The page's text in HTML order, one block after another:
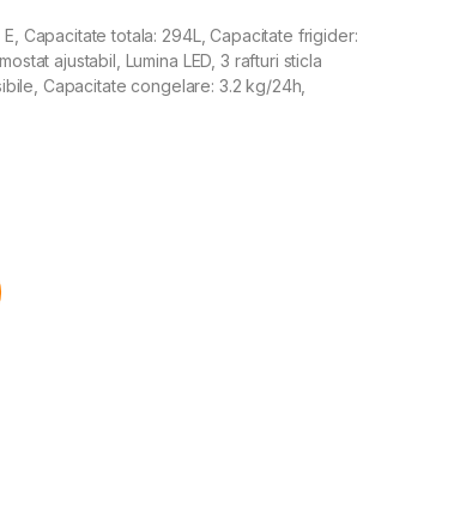
Capacitate totala: 294L, Capacitate frigider:
ajustabil, Lumina LED, 3 rafturi sticla
Capacitate congelare: 3.2 kg/24h,
E, 294L, Termostat Ajustabil, Lumina LED, Rafturi